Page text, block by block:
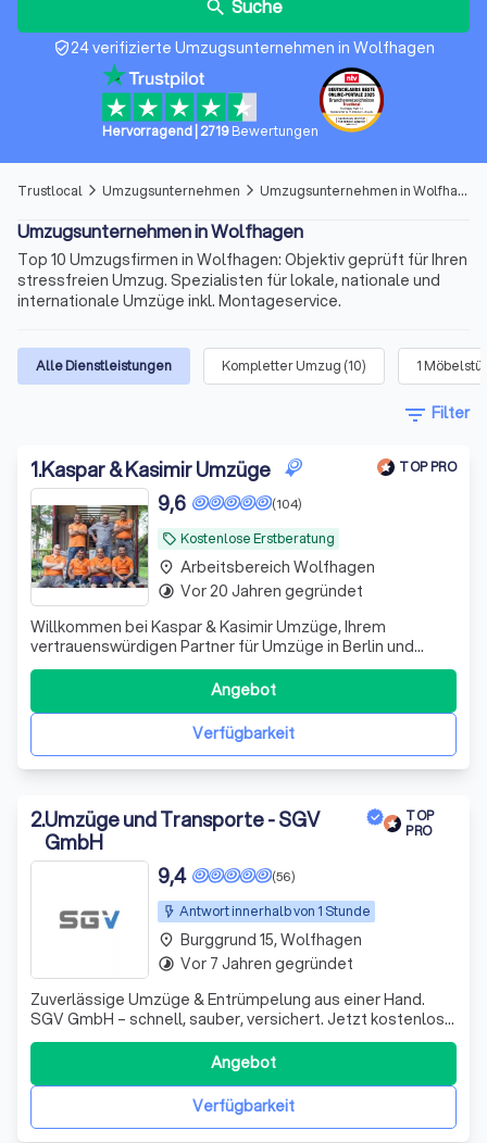
search Suche
verified_user24 verifizierte Umzugsunternehmen in Wolfhagen
Hervorragend 2719Bewertungen
Trustlocal arrow_forward_ios Umzugsunternehmen arrow_forward_ios Umzugsunternehmen in Wolfhagen
Umzugsunternehmen in Wolfhagen
Top 10 Umzugsfirmen in Wolfhagen: Objektiv geprüft für Ihren
stressfreien Umzug. Spezialisten für lokale, nationale und
internationale Umzüge inkl. Montageservice.
Alle Dienstleistungen Kompletter Umzug (10) 1
filter_list Filter
1.Kaspar & Kasimir Umzüge TOP PRO
local_offer Kostenlose Erstberatung
(104)
9,6
Willkommen bei Kaspar & Kasimir Umzüge, Ihrem
vertrauenswürdigen Partner für Umzüge in Berlin und
darüber hinaus. Als Familienunternehmen mit über 18
Jahren Erfahrung verstehen wir die Herausforderungen
und Bedürfnisse, die mit einem Umzug verbunden sind.
Unser Ziel ist es, Ihnen einen reibungslosen
Verfügbarkeit
Angebot
place Arbeitsbereich Wolfhagen
timelapse Vor 20 Jahren gegründet
2.Umzüge und Transporte - SGV
GmbH
TOP
PRO
Antwort innerhalb von 1 Stunde
(56)
9,4
Zuverlässige Umzüge & Entrümpelung aus einer Hand.
SGV GmbH – schnell, sauber, versichert. Jetzt kostenlose
Besichtigung sichern!
Verfügbarkeit
Angebot
place Burggrund 15, Wolfhagen
timelapse Vor 7 Jahren gegründet